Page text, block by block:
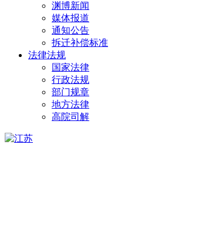
渊博新闻
媒体报道
通知公告
拆迁补偿标准
法律法规
国家法律
行政法规
部门规章
地方法律
高院司解